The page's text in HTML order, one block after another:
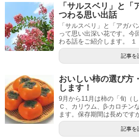
「サルスベリ」と「
つわる思い出話
「サルスベリ」と「アガパ
って思い出深い花です。今
わる話をご紹介します。 １
記事を
おいしい柿の選び方
します！
9月から11月は柿の「旬（
Ｃ、カリウム、β-カロチン
ます。保存期間は長めです
記事を